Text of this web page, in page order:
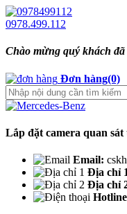
0978.499.112
Chào mừng quý khách
Đơn hàng(0)
Lắp đặt camera quan
Email:
Địa chỉ
Địa chỉ